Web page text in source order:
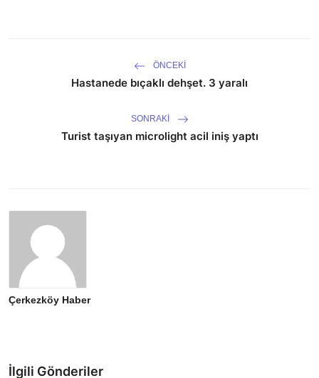
ÖNCEKI
Hastanede bıçaklı dehşet. 3 yaralı
SONRAKI
Turist taşıyan microlight acil iniş yaptı
Çerkezköy Haber
İlgili Gönderiler